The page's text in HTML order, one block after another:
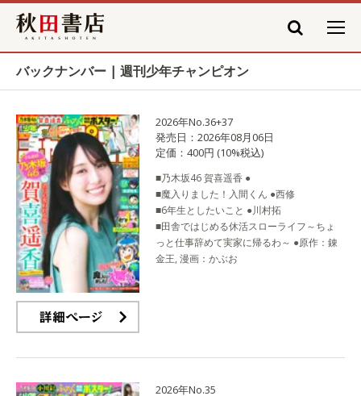
秋田書店
バックナンバー | 週刊少年チャンピオン
2026年No.36+37
発売日：2026年08月06日
定価：400円 (10%税込)
■乃木坂46 賀喜遥香 ●
■魔入りました！入間くん ●西修
■6年生としたいこと ●川村拓
■田舎ではじめる休活スローライフ～ちょ
っと仕事辞めて実家に帰るわ～ ●原作：錬
金王, 漫画：かぶお
2026年No.35